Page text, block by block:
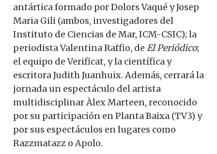
antártica formado por Dolors Vaqué y Josep
Maria Gili (ambos, investigadores del
Instituto de Ciencias de Mar, ICM-CSIC); la
periodista Valentina Raffio, de El Periódico;
el equipo de Verificat, y la científica y
escritora Judith Juanhuix. Además, cerrará la
jornada un espectáculo del artista
multidisciplinar Àlex Marteen, reconocido
por su participación en Planta Baixa (TV3) y
por sus espectáculos en lugares como
Razzmatazz o Apolo.